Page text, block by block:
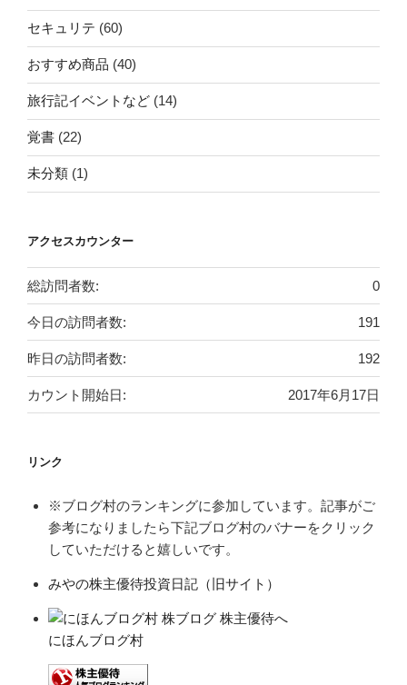
セキュリテ (60)
おすすめ商品 (40)
旅行記イベントなど (14)
覚書 (22)
未分類 (1)
アクセスカウンター
0
総訪問者数:
191
今日の訪問者数:
192
昨日の訪問者数:
2017年6月17日
カウント開始日:
リンク
※ブログ村のランキングに参加しています。記事がご
参考になりましたら下記ブログ村のバナーをクリック
していただけると嬉しいです。
みやの株主優待投資日記（旧サイト）
にほんブログ村